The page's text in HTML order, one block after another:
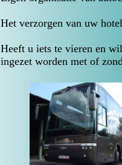
Het verzorgen van uw
Heeft u iets te vieren en
ingezet worden met of